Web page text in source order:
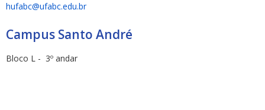
hufabc@ufabc.edu.br
Campus Santo André
Bloco L - 3º andar